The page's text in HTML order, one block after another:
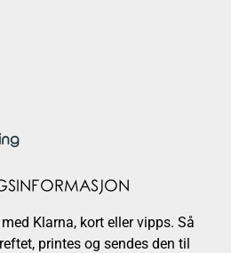
Klarna, kort eller vipps. Så
printes og sendes den til